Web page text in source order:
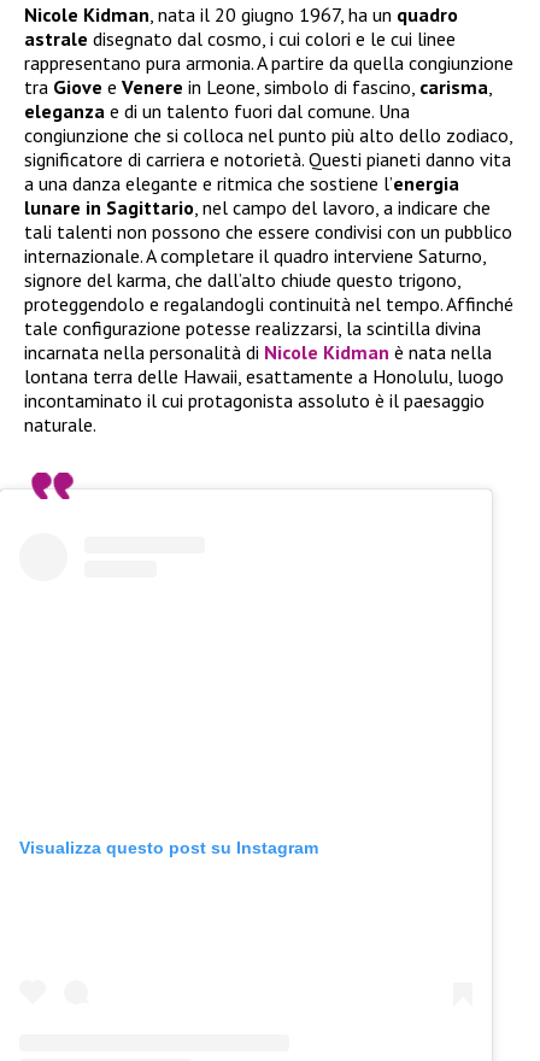
Nicole Kidman , nata il 20 giugno 1967, ha un quadro
astrale disegnato dal cosmo, i cui colori e le cui linee
rappresentano pura armonia. A partire da quella congiunzione
tra Giove e Venere in Leone, simbolo di fascino, carisma
eleganza e di un talento fuori dal comune. Una
congiunzione che si colloca nel punto più alto dello zodiaco,
significatore di carriera e notorietà. Questi pianeti danno vita
a una danza elegante e ritmica che sostiene l’energia
lunare in Sagittario , nel campo del lavoro, a indicare che
tali talenti non possono che essere condivisi con un pubblico
internazionale. A completare il quadro interviene Saturno,
signore del karma, che dall’alto chiude questo trigono,
proteggendolo e regalandogli continuità nel tempo. Affinché
tale configurazione potesse realizzarsi, la scintilla divina
incarnata nella personalità di Nicole Kidman è nata nella
lontana terra delle Hawaii, esattamente a Honolulu, luogo
incontaminato il cui protagonista assoluto è il paesaggio
naturale.
Visualizza questo post su Instagram